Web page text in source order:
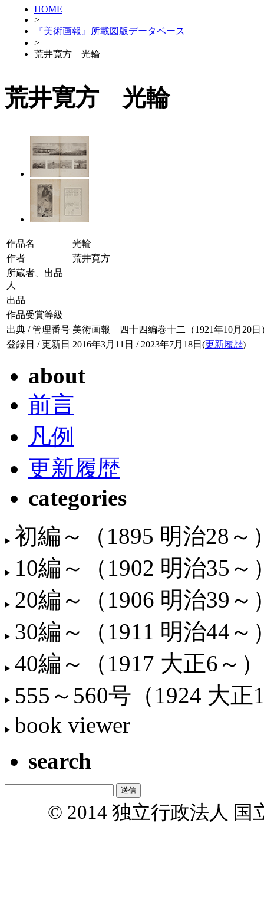
HOME
>
『美術画報』所載図版データベース
>
荒井寛方 光輪
荒井寛方 光輪
作品名
光輪
作者
荒井寛方
所蔵者、出品
人
出品
作品受賞等級
出典 / 管理番号 美術画報 四十四編巻十二（1921年10月20日
登録日 / 更新日 2016年3月11日 / 2023年7月18日(更新履歴)
about
前言
凡例
更新履歴
categories
初編～（1895 明治28～
10編～（1902 明治35～
20編～（1906 明治39～
30編～（1911 明治44～
40編～（1917 大正6～）
555～560号（1924 大正
book viewer
search
© 2014 独立行政法人 国